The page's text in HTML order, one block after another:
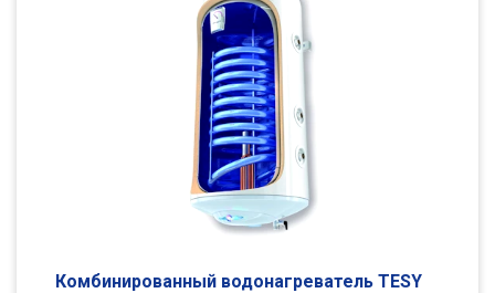
Комбинированный водонагреватель TESY